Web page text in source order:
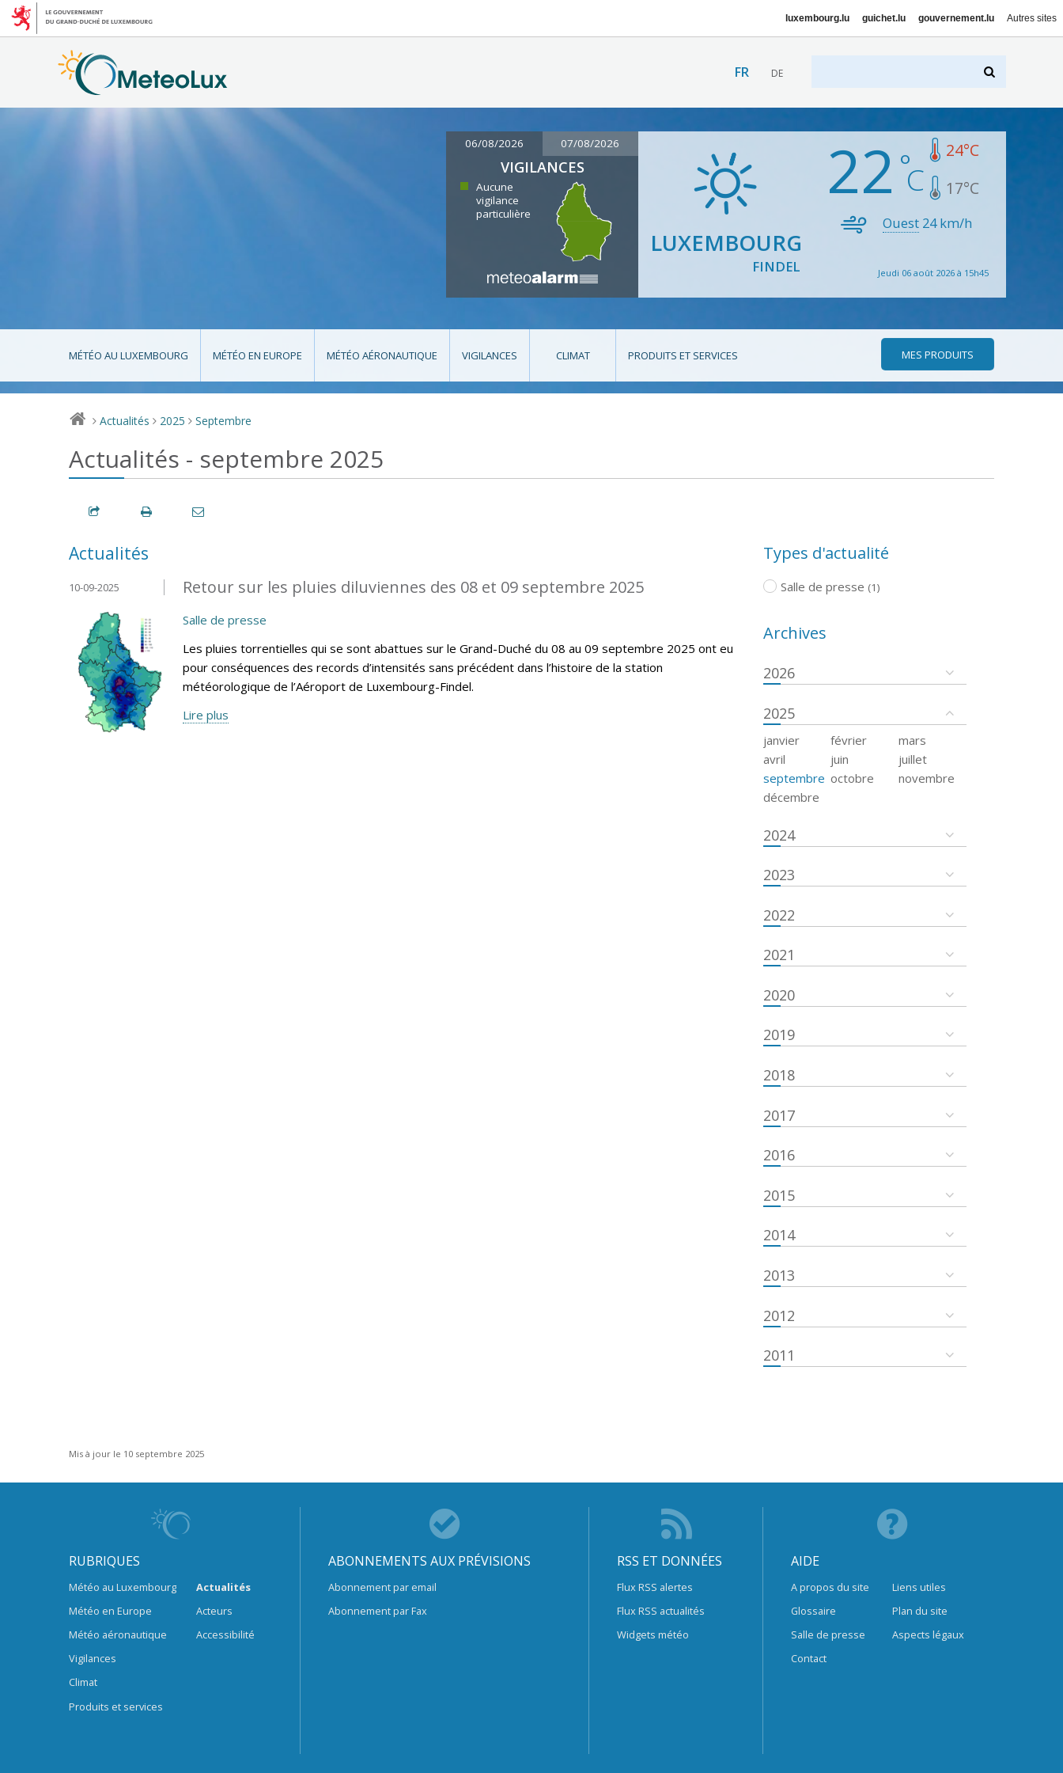
luxembourg.lu guichet.lu gouvernement.lu Autres sites
FR DE
06/08/2026 07/08/2026
VIGILANCES
Aucune
vigilance
particulière
LUXEMBOURG
FINDEL
22 24°C
17°C
Ouest 24km/h
Jeudi 06 août 2026 à 15h45
MÉTÉO AU LUXEMBOURG MÉTÉO EN EUROPE MÉTÉO AÉRONAUTIQUE VIGILANCES CLIMAT PRODUITS ET SERVICES MES PRODUITS
> Actualités > 2025 > Septembre
Actualités - septembre 2025
Actualités
Retour sur les pluies diluviennes des 08 et 09 septembre 2025
10-09-2025
Salle de presse
Les pluies torrentielles qui se sont abattues sur le Grand-Duché du 08 au 09 septembre 2025 ont eu
pour conséquences des records d’intensités sans précédent dans l’histoire de la station
météorologique de l’Aéroport de Luxembourg-Findel.
Lire plus
Types d'actualité
Salle de presse (1)
Archives
2026
2025
janvier février
mars
avril
juin
juillet
septembre octobre
novembre
décembre
2024
2023
2022
2021
2020
2019
2018
2017
2016
2015
2014
2013
2012
2011
Mis à jour le 10 septembre 2025
RUBRIQUES
Météo au Luxembourg
Météo en Europe
Météo aéronautique
Vigilances
Climat
Produits et services
Actualités
Acteurs
Accessibilité
ABONNEMENTS AUX PRÉVISIONS
Abonnement par email
Abonnement par Fax
RSS ET DONNÉES
Flux RSS alertes
Flux RSS actualités
Widgets météo
AIDE
A propos du site
Glossaire
Salle de presse
Contact
Liens utiles
Plan du site
Aspects légaux